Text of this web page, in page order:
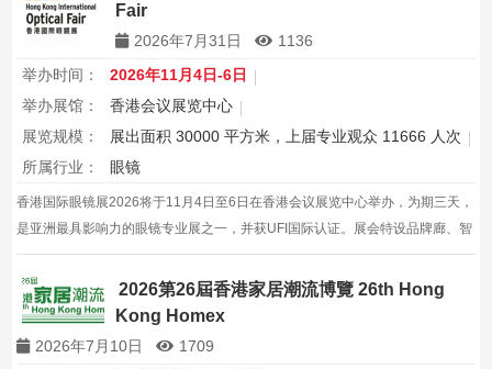
Fair
2026年7月31日
1136
举办时间：
2026年11月4日-6日
举办展馆：
香港会议展览中心
展览规模：
展出面积 30000 平方米，上届专业观众 11666 人次
所属行业：
眼镜
香港国际眼镜展2026将于11月4日至6日在香港会议展览中心举办，为期三天，
是亚洲最具影响力的眼镜专业展之一，并获UFI国际认证。展会特设品牌廊、智
能眼镜专区与多国展馆，汇聚全球视光产品供应商，并配套眼镜汇演与行业论
坛，为展商与买家创造高效的跨境商贸与合作机…
2026第26屆香港家居潮流博覽 26th Hong
Kong Homex
2026年7月10日
1709